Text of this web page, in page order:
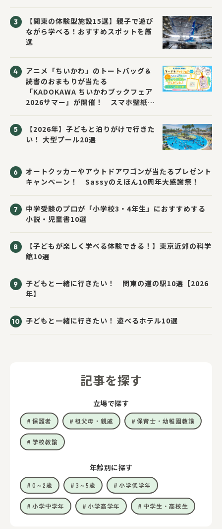
【関東の体験型施設15選】親子で遊び
ながら学べる！おすすめスポットを厳
選
アニメ「ちいかわ」のトートバッグ＆
読書のおまもりが当たる
「KADOKAWA ちいかわブックフェア
2026サマー」が開催！ スマホ壁紙は
【2026年】子どもと泊りがけで行きた
い！ 大型プール20選
オートクッカーやアウトドアワゴンが当たるプレゼント
キャンペーン！ Sassyのえほん10周年大感謝祭！
中学受験のプロが「小学校3・4年生」におすすめする
小説・児童書10選
【子どもが楽しく学べる体験できる！】東京近郊の科学
館10選
子どもと一緒に行きたい！ 関東の道の駅10選【2026
年】
子どもと一緒に行きたい！ 遊べるホテル10選
記事を探す
立場で探す
保護者 祖父母・親戚 保育士・幼稚園教諭
学校教諭
年齢別に探す
0～2歳 3～5歳 小学低学年
小学中学年 小学高学年 中学生・高校生